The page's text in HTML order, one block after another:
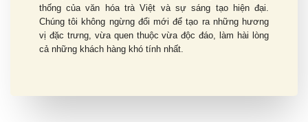
thống của văn hóa trà Việt và sự sáng tạo hiện đại.
Chúng tôi không ngừng đổi mới để tạo ra những hương
vị đặc trưng, vừa quen thuộc vừa độc đáo, làm hài lòng
cả những khách hàng khó tính nhất.